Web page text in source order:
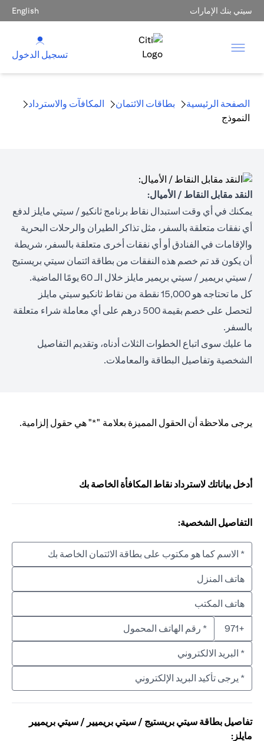
سيتي بنك الإمارات English
تسجيل الدخول
الصفحة الرئيسية بطاقات الائتمان
المكافآت والاسترداد
النموذج
النقد مقابل النقاط / الأميال:
يمكنك في أي وقت استبدال نقاط برنامج ثانكيو / سيتي مايلز لدفع
أي نفقات متعلقة بالسفر، مثل تذاكر الطيران والرحلات البحرية
والإقامات في الفنادق أو أي نفقات أخرى متعلقة بالسفر، شريطة
أن يكون قد تم خصم هذه النفقات من بطاقة ائتمان سيتي بريستيج
/ سيتي بريمير / سيتي بريمير مايلز خلال الـ 60 يومًا الماضية.
كل ما تحتاجه هو 15,000 نقطة من نقاط ثانكيو سيتي مايلز
لتحصل على خصم بقيمة 500 درهم على أي معاملة شراء متعلقة
بالسفر.
ما عليك سوى اتباع الخطوات الثلاث أدناه، وتقديم التفاصيل
الشخصية وتفاصيل البطاقة والمعاملات.
يرجى ملاحظة أن الحقول المميزة بعلامة "*" هي حقول إلزامية.
أدخل بياناتك لاسترداد نقاط المكافأة الخاصة بك
التفاصيل الشخصية:
+971
تفاصيل بطاقة سيتي بريستيج / سيتي بريميير / سيتي بريميير
مايلز: